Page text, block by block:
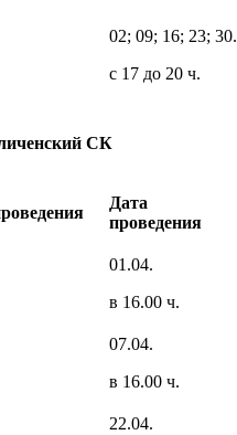
02; 09; 16; 23; 30.
с 17 до 20 ч.
СК
Дата
проведения
01.04.
в 16.00 ч.
07.04.
в 16.00 ч.
22.04.